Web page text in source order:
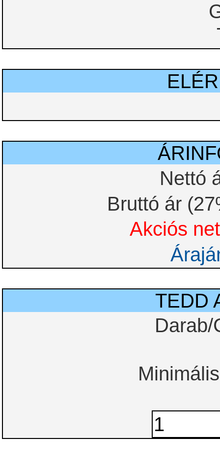
Nettó
Bruttó ár
Akciós
TEDD
Darab/